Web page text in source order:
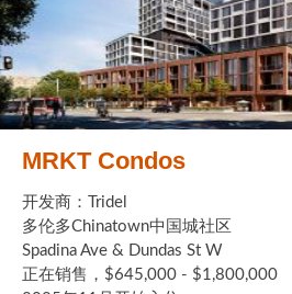
MRKT Condos
开发商：Tridel
多伦多Chinatown中国城社区
Spadina Ave & Dundas St W
正在销售，$645,000 - $1,800,000